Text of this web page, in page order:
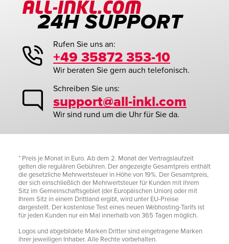
Rufen Sie uns an:
+49 35872 353-10
Wir beraten Sie gern auch telefonisch.
Schreiben Sie uns:
support@all-inkl.com
Wir sind rund um die Uhr für Sie da.
* Preis je Monat in Euro. Ab dem 2. Monat der Vertragslaufzeit
gelten die regulären Gebühren. Der angezeigte Gesamtpreis enthält
die gesetzliche Mehrwertsteuer in Höhe von 19%. Der Gesamtpreis,
der sich einschließlich der Mehrwertsteuer für Kunden mit ihrem
Sitz im Gemeinschaftsgebiet (der Europäischen Union) oder mit
Ihrem Sitz in einem Drittland ergibt, wird unter EU-Preise
dargestellt. Der kostenlose Test eines neuen Webhosting-Tarifs ist
für jeden Kunden nur ein Mal innerhalb von 365 Tagen möglich.
Logos und abgebildete Marken Dritter sind eingetragene Marken
ihrer jeweiligen Inhaber. Alle Rechte vorbehalten.